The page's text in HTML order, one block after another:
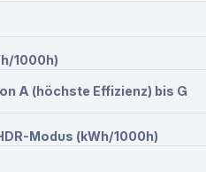
1000h)
A (höchste Effizienz) bis G
Modus (kWh/1000h)